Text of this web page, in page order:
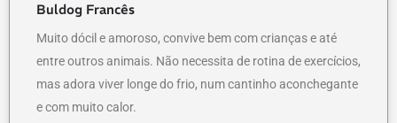
Buldog Francês
Muito dócil e amoroso, convive bem com crianças e até
entre outros animais. Não necessita de rotina de exercícios,
mas adora viver longe do frio, num cantinho aconchegante
e com muito calor.